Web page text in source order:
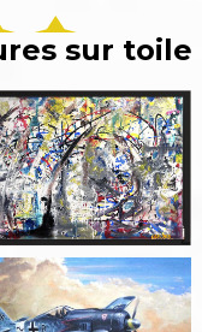
sur toile